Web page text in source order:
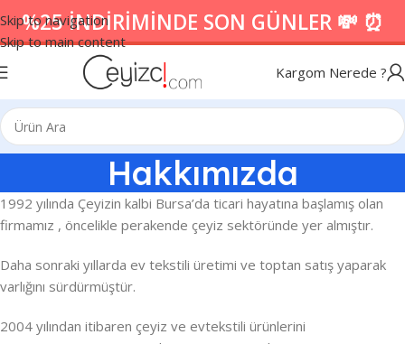
Skip to navigation
Skip to main content
%25 İNDİRİMİNDE SON GÜNLER 💸 ⏰
Kargom Nerede ?
Hakkımızda
1992 yılında Çeyizin kalbi Bursa’da ticari hayatına başlamış olan
firmamız , öncelikle perakende çeyiz sektöründe yer almıştır.
Daha sonraki yıllarda ev tekstili üretimi ve toptan satış yaparak
varlığını sürdürmüştür.
2004 yılından itibaren çeyiz ve evtekstili ürünlerini